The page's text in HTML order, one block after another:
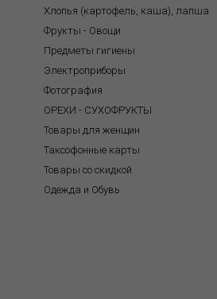
Хлопья (картофель, каша), лапша
Фрукты - Овощи
Предметы гигиены
Электроприборы
Фотография
ОРЕХИ - СУХОФРУКТЫ
Товары для женщин
Таксофонные карты
Товары со скидкой
Одежда и Обувь